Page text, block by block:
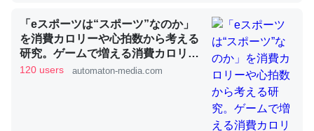
論文では「淡水はカルシウムも酸素も不足してて両方に不
利だから両方が拮抗してるのでは」とあって面白い。海に
「eスポーツは“スポーツ”なのか」
を消費カロリーや心拍数から考える
研究。ゲームで増える消費カロリー
は、1時間で大体ちくわ1本分 -
120 users automaton-media.com